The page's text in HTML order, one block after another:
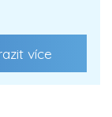
více